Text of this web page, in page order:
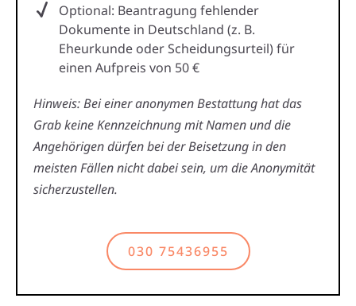
Optional: Beantragung fehlender
Dokumente in Deutschland (z. B.
Eheurkunde oder Scheidungsurteil) für
einen Aufpreis von 50 €
Hinweis: Bei einer anonymen Bestattung hat das
Grab keine Kennzeichnung mit Namen und die
Angehörigen dürfen bei der Beisetzung in den
meisten Fällen nicht dabei sein, um die Anonymität
sicherzustellen.
030 75436955